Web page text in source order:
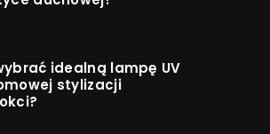
idealną lampę UV
stylizacji